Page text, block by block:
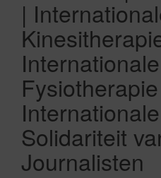
|
Solidariteit
Journalisten